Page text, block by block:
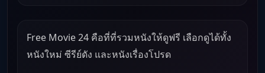
Free Movie 24 คือที่ที่รวมหนังให้ดูฟรี เลือกดูได้ทั้ง
หนังใหม่ ซีรีย์ดัง และหนังเรื่องโปรด